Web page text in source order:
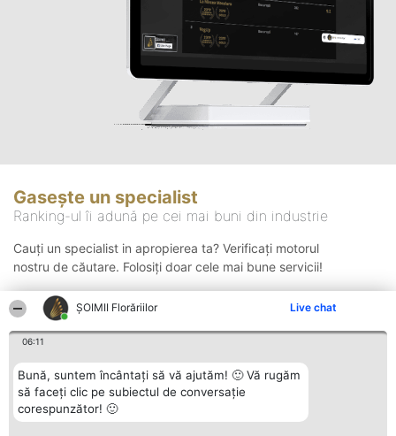
ȘOIMII Florăriilor Live chat
06:11
Bună, suntem încântați să vă ajutăm! 🙂 Vă rugăm
să faceți clic pe subiectul de conversație
corespunzător! 🙂
Gasește un specialist
Ranking-ul îi adună pe cei mai buni din industrie
Cauți un specialist in apropierea ta? Verificați motorul
nostru de căutare. Folosiți doar cele mai bune servicii!